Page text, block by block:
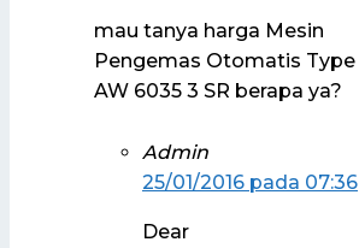
mau tanya harga Mesin
Pengemas Otomatis Type
AW 6035 3 SR berapa ya?
Admin
25/01/2016 pada 07:36
Dear